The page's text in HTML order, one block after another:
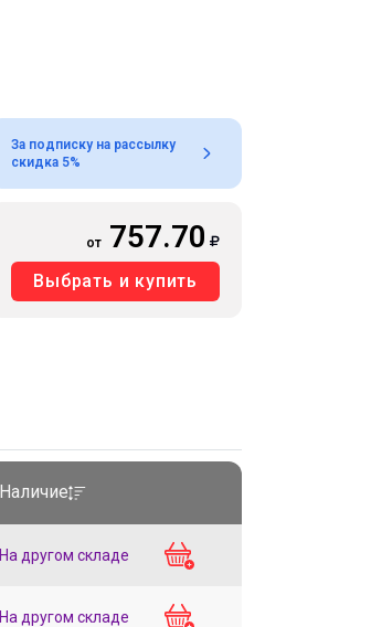
За подписку на рассылку
скидка 5%
от 757.70
Выбрать и купить
Наличие
На другом складе
На другом складе